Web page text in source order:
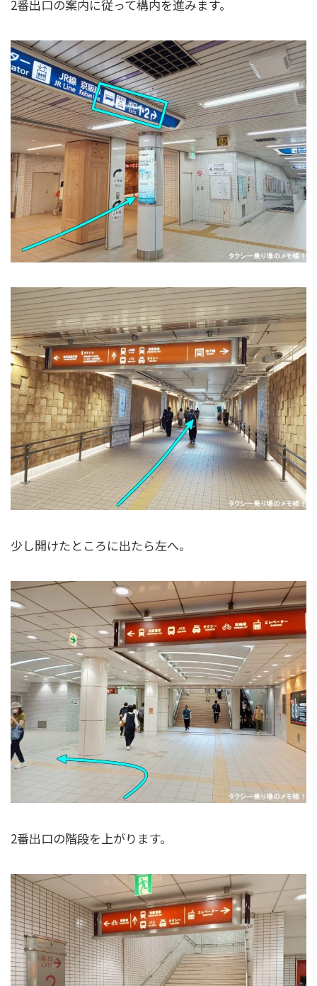
2番出口の案内に従って構内を進みます。
少し開けたところに出たら左へ。
2番出口の階段を上がります。